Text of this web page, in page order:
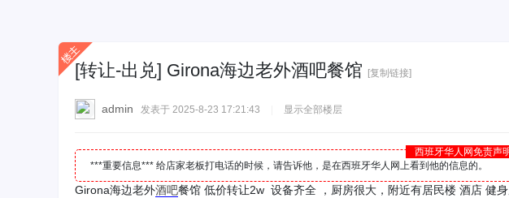
[转让-出兑] Girona海边老外酒吧餐馆 [复制链接]
admin 发表于 2025-8-23 17:21:43 显示全部楼层
西班牙华人网免责声
***重要信息*** 给店家老板打电话的时候，请告诉他，是在西班牙华人网上看到他的信息的。
Girona海边老外酒吧餐馆 低价转让2w 设备齐全 ，厨房很大，附近有居民楼 酒店 健